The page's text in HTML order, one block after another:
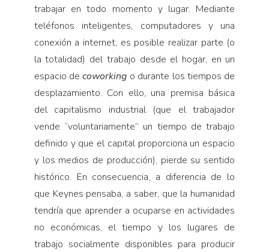
trabajar en todo momento y lugar. Mediante
teléfonos inteligentes, computadores y una
conexión a internet, es posible realizar parte (o
la totalidad) del trabajo desde el hogar, en un
espacio decoworking o durante los tiempos de
desplazamiento. Con ello, una premisa básica
del capitalismo industrial (que el trabajador
vende “voluntariamente” un tiempo de trabajo
definido y que el capital proporciona un espacio
y los medios de producción), pierde su sentido
histórico. En consecuencia, a diferencia de lo
que Keynes pensaba, a saber, que la humanidad
tendría que aprender a ocuparse en actividades
no económicas, el tiempo y los lugares de
trabajo socialmente disponibles para producir